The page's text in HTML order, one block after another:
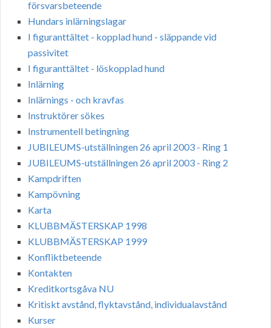
försvarsbeteende
Hundars inlärningslagar
I figuranttältet - kopplad hund - släppande vid
passivitet
I figuranttältet - löskopplad hund
Inlärning
Inlärnings - och kravfas
Instruktörer sökes
Instrumentell betingning
JUBILEUMS-utställningen 26 april 2003 - Ring 1
JUBILEUMS-utställningen 26 april 2003 - Ring 2
Kampdriften
Kampövning
Karta
KLUBBMÄSTERSKAP 1998
KLUBBMÄSTERSKAP 1999
Konfliktbeteende
Kontakten
Kreditkortsgåva NU
Kritiskt avstånd, flyktavstånd, individualavstånd
Kurser